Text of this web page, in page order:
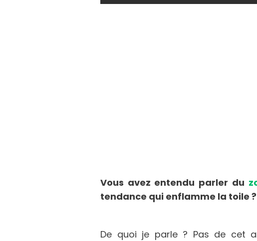
Vous avez entendu parler du
tendance qui enflamme la toile ?
De quoi je parle ? Pas de cet